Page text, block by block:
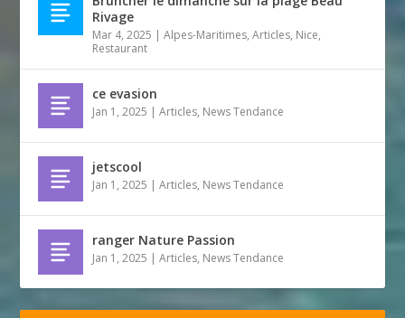
Rivage
Mar 4, 2025 |Alpes-Maritimes,Articles, Nice,
Restaurant
ce evasion
Jan 1, 2025 |Articles, News Tendance
jetscool
Jan 1, 2025 |Articles, News Tendance
ranger Nature Passion
Jan 1, 2025 |Articles, News Tendance